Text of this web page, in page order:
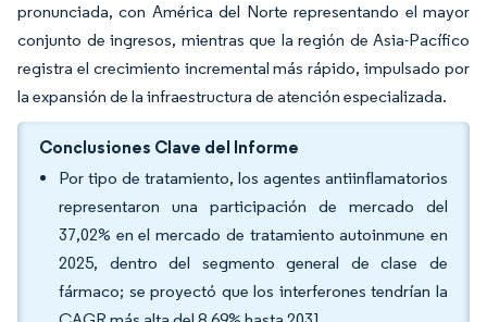
pronunciada, con América del Norte representando el mayor
conjunto de ingresos, mientras que la región de Asia-Pacífico
registra el crecimiento incremental más rápido, impulsado por
la expansión de la infraestructura de atención especializada.
Conclusiones Clave del Informe
Por tipo de tratamiento, los agentes antiinflamatorios
representaron una participación de mercado del
37,02% en el mercado de tratamiento autoinmune en
2025, dentro del segmento general de clase de
fármaco; se proyectó que los interferones tendrían la